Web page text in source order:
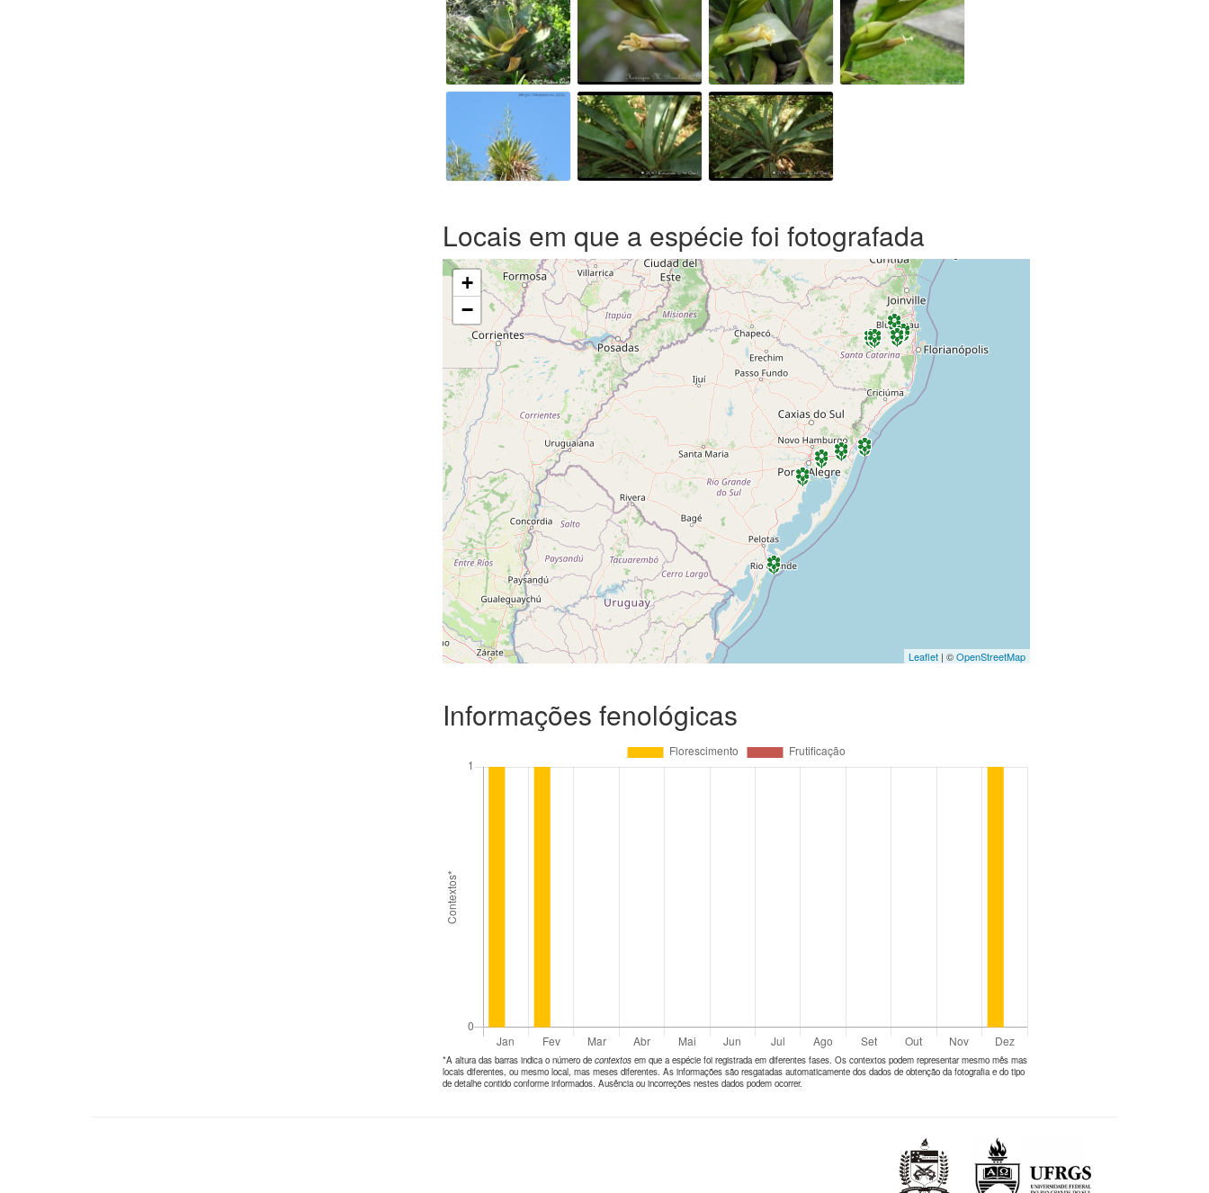
Locais em que a espécie foi fotografada
+
−
Leaflet| ©OpenStreetMap
Informações fenológicas
*A altura das barras indica o número de contextos em que a espécie foi registrada em diferentes fases. Os contextos podem representar mesmo mês mas
locais diferentes, ou mesmo local, mas meses diferentes. As informações são resgatadas automaticamente dos dados de obtenção da fotografia e do tipo
de detalhe contido conforme informados. Ausência ou incorreções nestes dados podem ocorrer.